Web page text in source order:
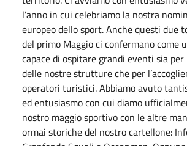
l’anno in cui celebriamo la nostra
europeo dello sport. Anche questi due
del primo Maggio ci confermano come
capace di ospitare grandi eventi sia
delle nostre strutture che per
operatori turistici. Abbiamo avuto
ed entusiasmo con cui diamo
nostro maggio sportivo con le altre
ormai storiche del nostro cartellone: